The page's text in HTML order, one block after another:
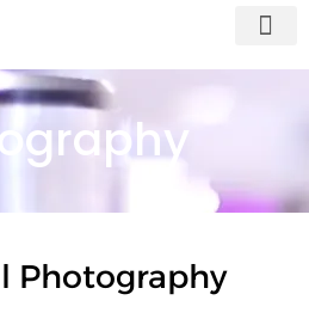
Photography